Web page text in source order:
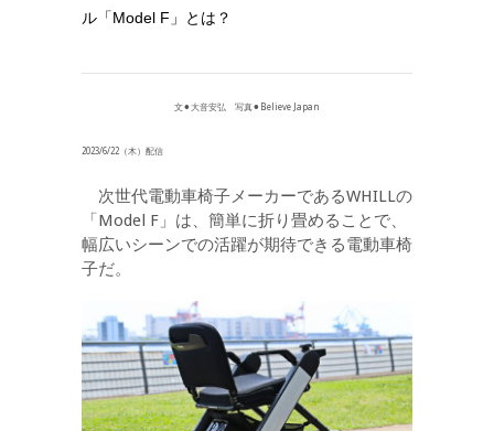
ル「Model F」とは？
文⚫︎大音安弘 写真⚫︎Believe Japan
2023/6/22（木）配信
次世代電動車椅子メーカーであるWHILLの
「Model F」は、簡単に折り畳めることで、
幅広いシーンでの活躍が期待できる電動車椅
子だ。